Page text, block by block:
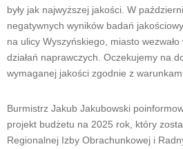
były jak najwyższej jakości. W
negatywnych wyników badań
na ulicy Wyszyńskiego, miasto
działań naprawczych. Oczekujemy na
wymaganej jakości zgodnie z
Burmistrz Jakub Jakubowski
projekt budżetu na 2025 rok, który
Regionalnej Izby Obrachunkowej i